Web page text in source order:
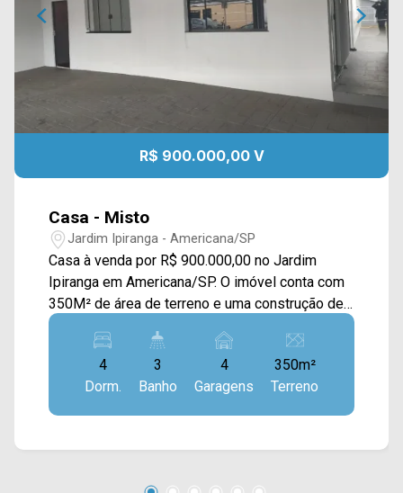
R$ 900.000,00 V
Casa - Misto
Jardim Ipiranga - Americana/SP
Casa à venda por R$ 900.000,00 no Jardim
Ipiranga em Americana/SP. O imóvel conta com
350M² de área de terreno e uma construção de
180M². Pode ser utilizado tanto para a
modalidade residencial quanto comercial.
Contando com sala de estar e jantar, uma ampla
cozinha com armários, área gourmet completa
com churrasqueira, forno para pizza, armários
amplo quintal e uma área de serviço externa.
4
Dorm.
3
Banho
4
Garagens
350m²
Terreno